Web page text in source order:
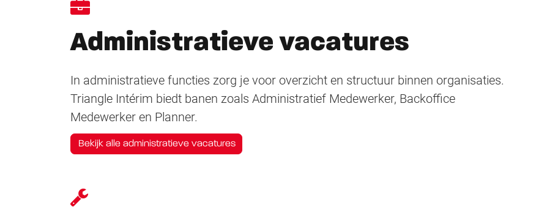
Administratieve vacatures
In administratieve functies zorg je voor overzicht en structuur binnen organisaties.
Triangle Intérim biedt banen zoals Administratief Medewerker, Backoffice
Medewerker en Planner.
Bekijk alle administratieve vacatures